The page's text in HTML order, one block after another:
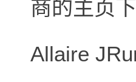
商的主页下
Allaire